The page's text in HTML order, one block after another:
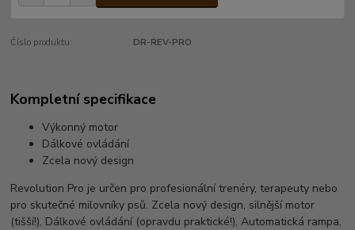
Číslo produktu: DR-REV-PRO
Kompletní specifikace
Výkonný motor
Dálkové ovládání
Zcela nový design
Revolution Pro je určen pro profesionální trenéry, terapeuty nebo
pro skutečné milovníky psů. Zcela nový design, silnější motor
(tišší!), Dálkové ovládání (opravdu praktické!), Automatická rampa,